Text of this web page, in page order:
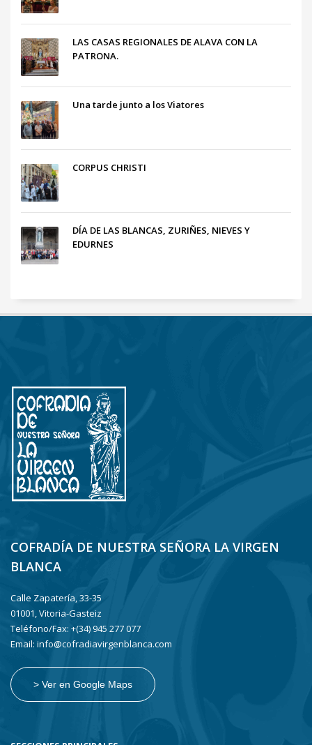
LAS CASAS REGIONALES DE ALAVA CON LA
PATRONA.
Una tarde junto a los Viatores
CORPUS CHRISTI
DÍA DE LAS BLANCAS, ZURIÑES, NIEVES Y
EDURNES
COFRADÍA DE NUESTRA SEÑORA LA VIRGEN
BLANCA
Calle Zapatería, 33-35
01001, Vitoria-Gasteiz
Teléfono/Fax: +(34) 945 277 077
Email: info@cofradiavirgenblanca.com
> Ver en Google Maps